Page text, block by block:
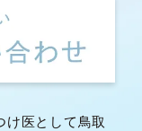
け医として鳥取